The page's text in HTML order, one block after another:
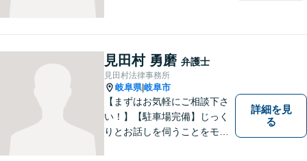
ざした弁護士】難解な事件に
対応するため、必要な場合に
は他事務所の弁護士と連携し
ます。ご相談下さい。
見田村 勇磨 弁護士
見田村法律事務所
岐阜県|岐阜市
【まずはお気軽にご相談下さ
い！】【駐車場完備】じっく
りとお話しを伺うことをモッ
詳細を見
る